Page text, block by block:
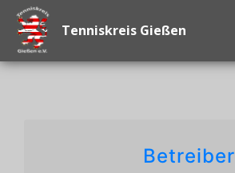
Tenniskreis Gießen
Betreiber